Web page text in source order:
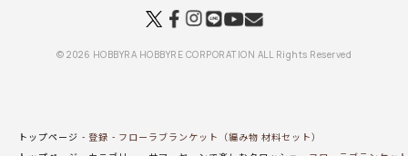
© 2026 HOBBYRA HOBBYRE CORPORATION ALL Rights Reserved
トップページ 登録
フローラブランケット（編み物 材料セット）